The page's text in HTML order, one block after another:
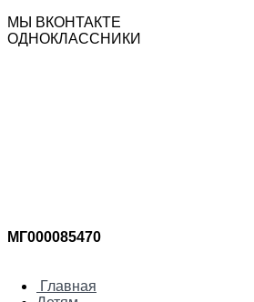
МЫ ВКОНТАКТЕ
ОДНОКЛАССНИКИ
МГ000085470
Главная